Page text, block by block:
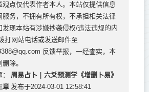
观点仅代表作者本人。本站仅提供信息
服务，不拥有所有权，不承担相关法律
发现本站有涉嫌抄袭侵权/违法违规的内
打网站电话或发送邮件至
反馈举报，一经查实，本
除。
周易占卜 | 六爻预测学《增删卜易》
章 发布于2024-03-01 12:58:41